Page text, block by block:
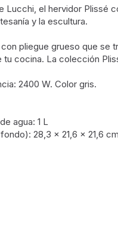
Lucchi, el hervidor Plissé
y la escultura.
con pliegue grueso que
tu cocina. La colección
2400 W. Color gris.
agua: 1 L
28,3 x 21,6 x 21,6 cm